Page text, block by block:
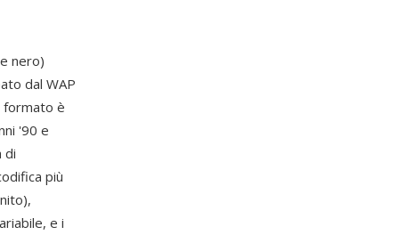
nero)
dal WAP
formato è
'90 e
di
più
e i